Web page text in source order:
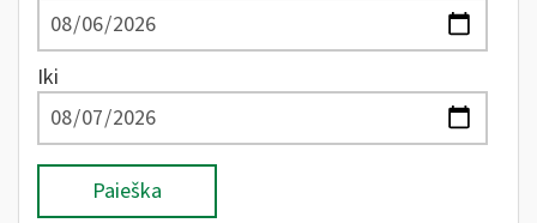
Iki
Paieška